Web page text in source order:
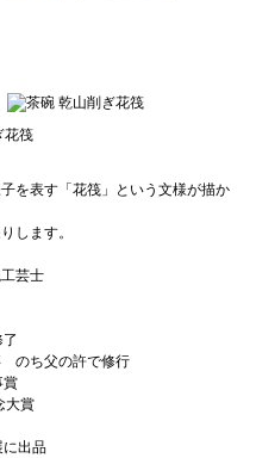
を表す「花筏」という文様が描か
します。
芸士
ち父の許で修行
賞
出品